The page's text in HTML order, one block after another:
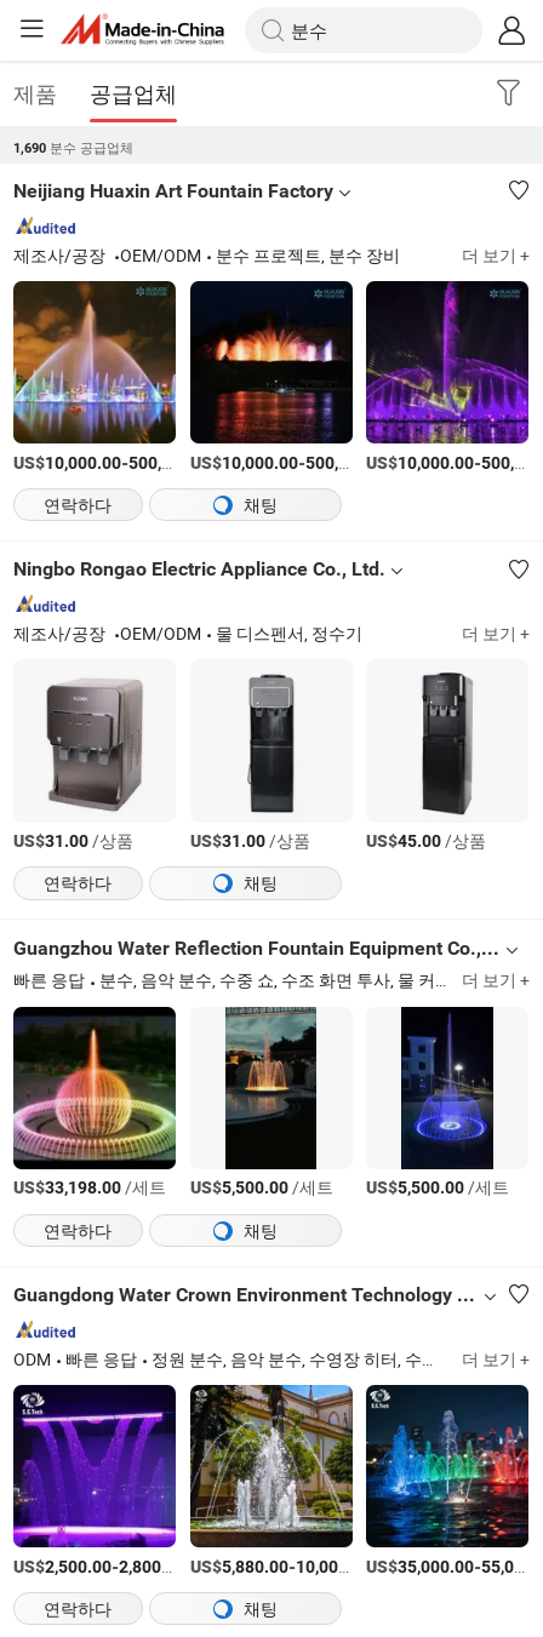
제품 공급업체
1,690 분수 공급업체
Neijiang Huaxin Art Fountain Factory
제조사/공장 OEM/ODM 분수 프로젝트, 분수 장비 더 보기 +
US$10,000.00-500,000.00 /세트
US$10,000.00-500,000.00 /세트
US$10,000.00-500,000.00
연락하다 채팅
Ningbo Rongao Electric Appliance Co., Ltd.
제조사/공장 OEM/ODM 물 디스펜서, 정수기 더 보기 +
US$31.00/상품 US$31.00/상품 US$45.00/상품
연락하다
채팅
Guangzhou Water Reflection Fountain Equipment Co., Ltd.
빠른 응답 분수, 음악 분수, 수중 쇼, 수조 화면 투사, 물 커튼 투사, CNC 물 커튼, LED 스테인리스 스틸 수중 램프, 노즐, 에어로졸 분사기, 드라이 분수 더 보기 +
US$33,198.00/세트 US$5,500.00/세트 US$5,500.00/세트
연락하다
채팅
Guangdong Water Crown Environment Technology Co.,Ltd.
ODM 빠른 응답 정원 분수, 음악 분수, 수영장 히터, 수영장 폭포, 수영장 펌프, 수영장 필터, 수영장 라이너, 수영장 조명, 수영장 사다리, 머리핀 더 보기 +
US$2,500.00-2,800.00 /미터
US$5,880.00-10,000.00 /세트
US$35,000.00-55,000.00
연락하다 채팅